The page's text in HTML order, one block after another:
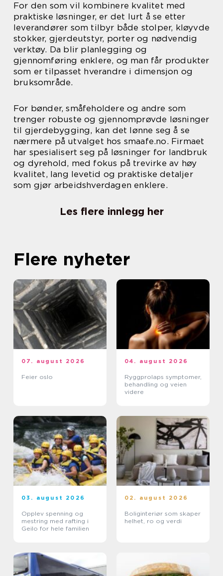
For den som vil kombinere kvalitet med
praktiske løsninger, er det lurt å se etter
leverandører som tilbyr både stolper, kløyvde
stokker, gjerdeutstyr, porter og nødvendig
verktøy. Da blir planlegging og
gjennomføring enklere, og man får produkter
som er tilpasset hverandre i dimensjon og
bruksområde.
For bønder, småfeholdere og andre som
trenger robuste og gjennomprøvde løsninger
til gjerdebygging, kan det lønne seg å se
nærmere på utvalget hos smaafe.no. Firmaet
har spesialisert seg på løsninger for landbruk
og dyrehold, med fokus på trevirke av høy
kvalitet, lang levetid og praktiske detaljer
som gjør arbeidshverdagen enklere.
Les flere innlegg her
Flere nyheter
07. august 2026
Feier oslo
04. august 2026
Ryggprolaps symptomer,
behandling og veien
videre
03. august 2026
Opplev spenning og
mestring med rafting i
Geilo for hele familien
02. august 2026
Boliginteriør som skaper
helhet, ro og verdi